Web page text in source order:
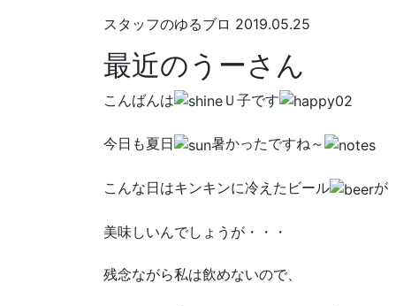
スタッフのゆるブロ 2019.05.25
最近のうーさん
こんばんは Ｕ子です
今日も夏日 暑かったですね～
こんな日はキンキンに冷えたビール が
美味しいんでしょうが・・・
残念ながら私は飲めないので、